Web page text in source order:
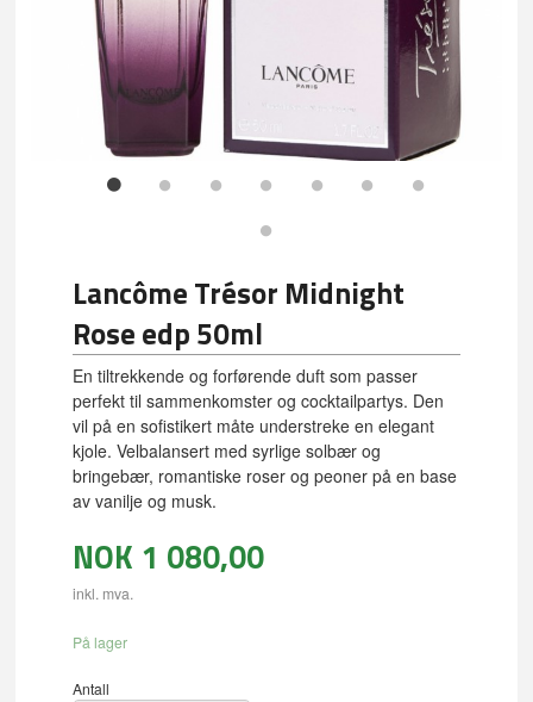
Lancôme Trésor Midnight
Rose edp 50ml
En tiltrekkende og forførende duft som passer
perfekt til sammenkomster og cocktailpartys. Den
vil på en sofistikert måte understreke en elegant
kjole. Velbalansert med syrlige solbær og
bringebær, romantiske roser og peoner på en base
av vanilje og musk.
NOK 1 080,00
inkl. mva.
På lager
Antall